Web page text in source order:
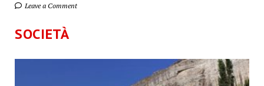
Leave a Comment
SOCIETÀ